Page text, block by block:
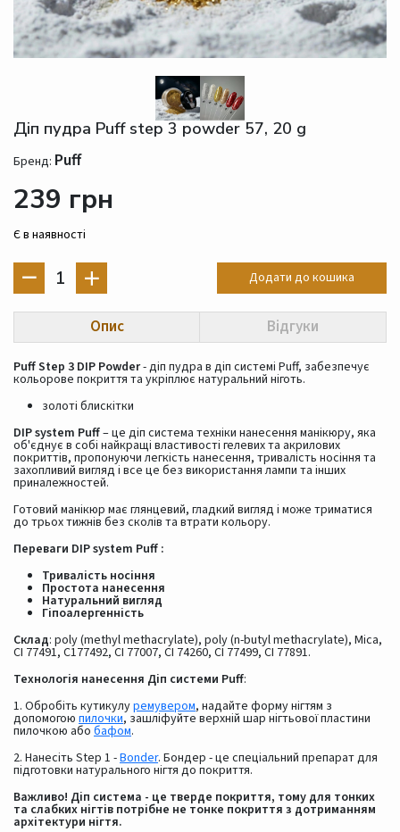
Діп пудра Puff step 3 powder 57, 20 g
Бренд: Puff
239 грн
Є в наявності
1 Додати до кошика
Опис Відгуки
Puff Step 3 DIP Powder- діп пудра в діп системі Puff, забезпечує
кольорове покриття та укріплює натуральний ніготь.
золоті блискітки
DIP system Puff– це діп система техніки нанесення манікюру, яка
об'єднує в собі найкращі властивості гелевих та акрилових
покриттів, пропонуючи легкість нанесення, тривалість носіння та
захопливий вигляд і все це без використання лампи та інших
приналежностей.
Готовий манікюр має глянцевий, гладкий вигляд і може триматися
до трьох тижнів без сколів та втрати кольору.
Переваги DIP system Puff :
Тривалість носіння
Простота нанесення
Натуральний вигляд
Гіпоалергенність
Склад: poly (methyl methacrylate), poly (n-butyl methacrylate), Mica,
CI 77491, C177492, CI 77007, CI 74260, CI 77499, CI 77891.
Технологія нанесення Діп системи Puff:
1. Обробіть кутикулуремувером, надайте форму нігтям з
допомогою пилочки, зашліфуйте верхній шар нігтьової пластини
пилочкою або бафом.
2. Нанесіть Step 1 -Bonder. Бондер - це спеціальний препарат для
підготовки натурального нігтя до покриття.
Важливо! Діп система - це тверде покриття, тому для тонких
та слабких нігтів потрібне не тонке покриття з дотриманням
архітектури нігтя.